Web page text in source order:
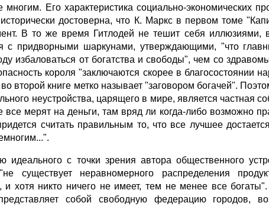
Его характеристика социально-экономических
достоверна, что К. Маркс в первом томе
В то же время Гитлодей не тешит себя иллюзиями,
с придворными шаркунами, утверждающими, "что
избаловаться от богатства и свободы", чем со
короля "заключаются скорее в благосостоянии
второй книге метко называет "заговором богачей".
неустройства, царящего в мире, является частная
все мерят на деньги, там вряд ли когда-либо возможно
считать правильным то, что все лучшее
идеального с точки зрения автора общественного
существует неравномерного распределения
хотя никто ничего не имеет, тем не менее все
собой свободную федерацию городов,